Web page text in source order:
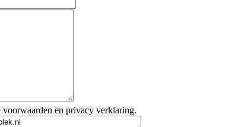
en privacy verklaring.